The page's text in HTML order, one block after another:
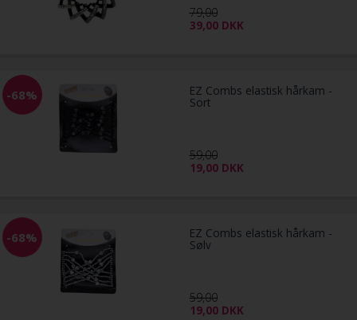
79,00
39,00 DKK
-68% EZ Combs elastisk hårkam -
Sort
59,00
19,00 DKK
-68% EZ Combs elastisk hårkam -
Sølv
59,00
19,00 DKK